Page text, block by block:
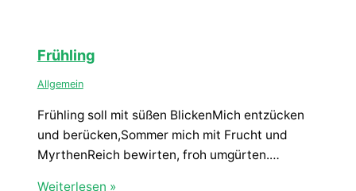
Frühling
Allgemein
Frühling soll mit süßen BlickenMich entzücken
und berücken,Sommer mich mit Frucht und
MyrthenReich bewirten, froh umgürten.…
Weiterlesen »